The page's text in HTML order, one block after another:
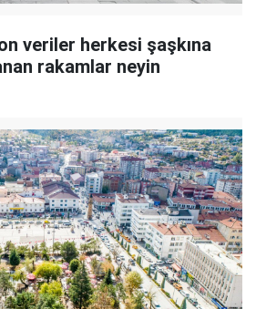
veriler herkesi şaşkına
rakamlar neyin